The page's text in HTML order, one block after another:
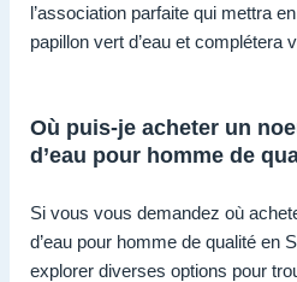
l’association parfaite qui mettra
papillon vert d’eau et complétera
Où puis-je acheter un
d’eau pour homme de
Si vous vous demandez où
d’eau pour homme de qualité en
explorer diverses options pour